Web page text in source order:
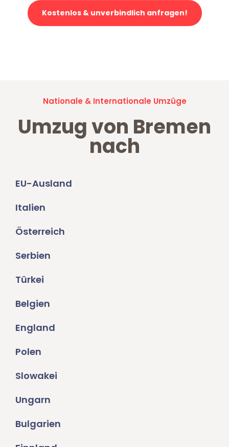
Kostenlos & unverbindlich anfragen!
Nationale & Internationale Umzüge
Umzug von Bremen
nach
EU-Ausland
Italien
Österreich
Serbien
Türkei
Belgien
England
Polen
Slowakei
Ungarn
Bulgarien